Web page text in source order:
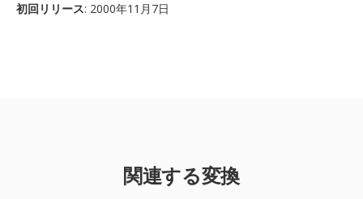
初回リリース: 2000年11月7日
関連する変換